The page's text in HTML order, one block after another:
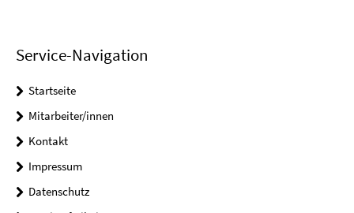
Service-Navigation
Startseite
Mitarbeiter/innen
Kontakt
Impressum
Datenschutz